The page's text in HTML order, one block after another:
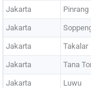
Jakarta Pinrang
Jakarta
Jakarta Takalar
Jakarta Tana
Jakarta Luwu